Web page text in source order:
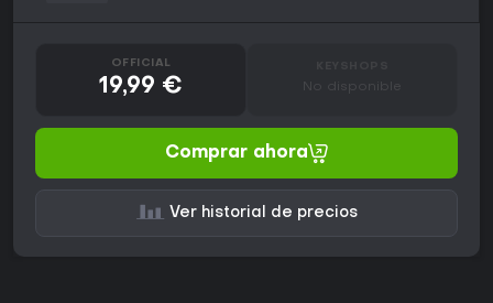
OFFICIAL
19,99 € No disponible
Comprar ahora
Ver historial de precios